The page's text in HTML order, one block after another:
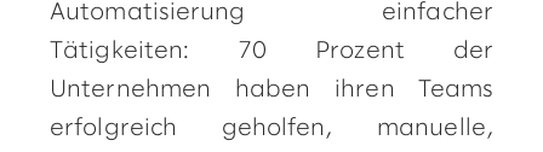
Automatisierung einfacher
Tätigkeiten: 70 Prozent der
Unternehmen haben ihren Teams
erfolgreich geholfen, manuelle,